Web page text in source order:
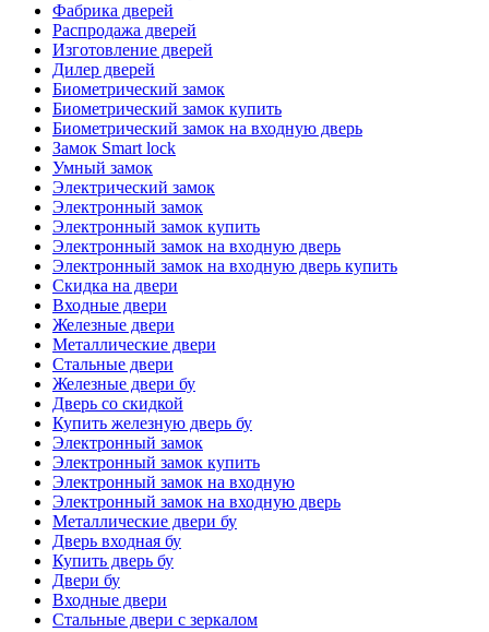
Фабрика дверей
Распродажа дверей
Изготовление дверей
Дилер дверей
Биометрический замок
Биометрический замок купить
Биометрический замок на входную дверь
Замок Smart lock
Умный замок
Электрический замок
Электронный замок
Электронный замок купить
Электронный замок на входную дверь
Электронный замок на входную дверь купить
Скидка на двери
Входные двери
Железные двери
Металлические двери
Стальные двери
Железные двери бу
Дверь со скидкой
Купить железную дверь бу
Электронный замок
Электронный замок купить
Электронный замок на входную
Электронный замок на входную дверь
Металлические двери бу
Дверь входная бу
Купить дверь бу
Двери бу
Входные двери
Стальные двери с зеркалом